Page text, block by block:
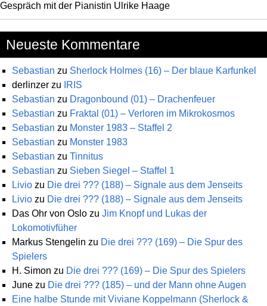
Gespräch mit der Pianistin Ulrike Haage
Neueste Kommentare
Sebastian zu Sherlock Holmes (16) – Der blaue Karfunkel
derlinzer zu
IRIS
Sebastian zu Dragonbound (01) – Drachenfeuer
Sebastian zu Fraktal (01) – Verloren im Mikrokosmos
Sebastian zu Monster 1983 – Staffel 2
Sebastian zu Monster 1983
Sebastian zu Tinnitus
Sebastian zu Sieben Siegel – Staffel 1
Livio zu Die drei ??? (188) – Signale aus dem Jenseits
Livio zu Die drei ??? (188) – Signale aus dem Jenseits
Das Ohr von Oslo zu Jim Knopf und Lukas der
Lokomotivfüher
Markus Stengelin zu Die drei ??? (169) – Die Spur des
Spielers
H. Simon zu Die drei ??? (169) – Die Spur des Spielers
June zu Die drei ??? (185) – und der Mann ohne Augen
Eine halbe Stunde mit Viviane Koppelmann (Sherlock &